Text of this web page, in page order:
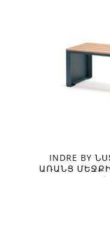
INDRE BY
ԱՌԱՆՑ